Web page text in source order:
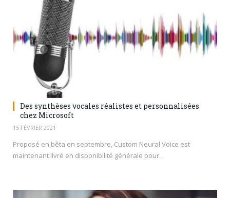
Des synthèses vocales réalistes et personnalisées
chez Microsoft
15 FÉVRIER 2021
Proposé en bêta en septembre, Custom Neural Voice est
maintenant livré en disponibilité générale pour…